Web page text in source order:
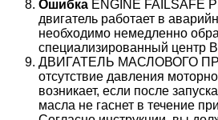
Ошибка ENGINE FAILSAFE
двигатель работает в
необходимо немедленно
специализированный центр
ДВИГАТЕЛЬ МАСЛОВОГО
отсутствие давления
возникает, если после
масла не гаснет в течение